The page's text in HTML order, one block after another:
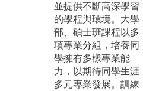
並提供不斷高深學習
的學程與環境。大學
部、碩士班課程以多
項專業分組，培養同
學擁有多樣專業能
力，以期待同學生涯
多元專業發展。訓練